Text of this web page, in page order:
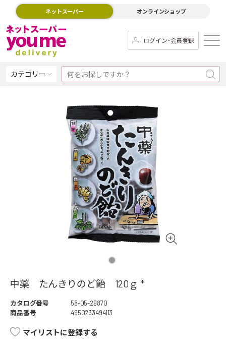
ネットスーパー オンラインショップ
ログイン･会員登録
カテゴリー
中薬 たんきりのど飴 120ｇ *
カタログ番号
58-05-29870
商品番号
4950233494113
マイリストに登録する